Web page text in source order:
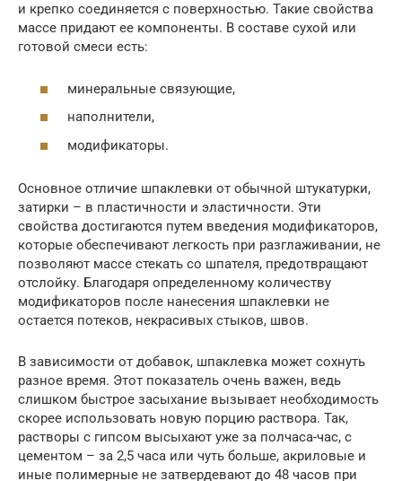
и крепко соединяется с поверхностью. Такие свойства
массе придают ее компоненты. В составе сухой или
готовой смеси есть:
минеральные связующие,
наполнители,
модификаторы.
Основное отличие шпаклевки от обычной штукатурки,
затирки – в пластичности и эластичности. Эти
свойства достигаются путем введения модификаторов,
которые обеспечивают легкость при разглаживании, не
позволяют массе стекать со шпателя, предотвращают
отслойку. Благодаря определенному количеству
модификаторов после нанесения шпаклевки не
остается потеков, некрасивых стыков, швов.
В зависимости от добавок, шпаклевка может сохнуть
разное время. Этот показатель очень важен, ведь
слишком быстрое засыхание вызывает необходимость
скорее использовать новую порцию раствора. Так,
растворы с гипсом высыхают уже за полчаса-час, с
цементом – за 2,5 часа или чуть больше, акриловые и
иные полимерные не затвердевают до 48 часов при